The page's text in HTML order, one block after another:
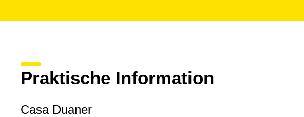
Praktische Information
Casa Duaner